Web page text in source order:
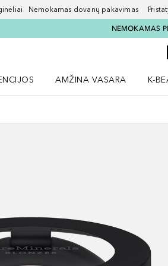
Nemokamas dovanų pakavimas
NEMOKAMAS
AMŽINA VASARA
K-